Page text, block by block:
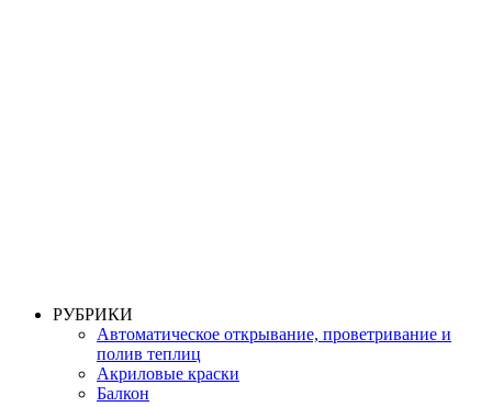
РУБРИКИ
Автоматическое открывание, проветривание и
полив теплиц
Акриловые краски
Балкон